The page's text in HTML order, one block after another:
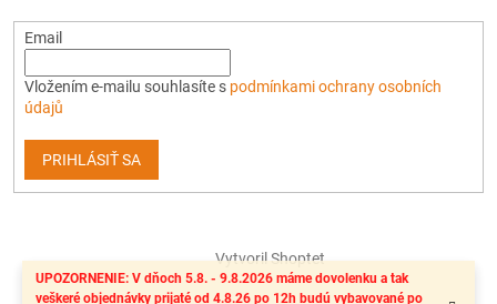
UPOZORNENIE: V dňoch 5.8. - 9.8.2026 máme dovolenku a tak
veškeré objednávky prijaté od 4.8.26 po 12h budú vybavované po
Email
Vložením e-mailu souhlasíte s podmínkami ochrany osobních
údajů
PRIHLÁSIŤ SA
Vytvoril Shoptet